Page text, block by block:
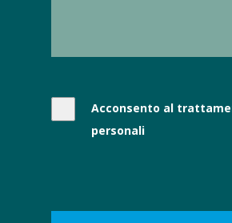
Acconsento al
personali